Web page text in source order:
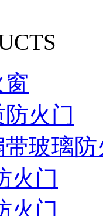
火门
玻璃防
火门
火门